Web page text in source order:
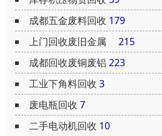
成都五金废料回收 179
上门回收废旧金属
215
成都回收废铜废铝 223
工业下角料回收 3
废电瓶回收 7
二手电动机回收 10